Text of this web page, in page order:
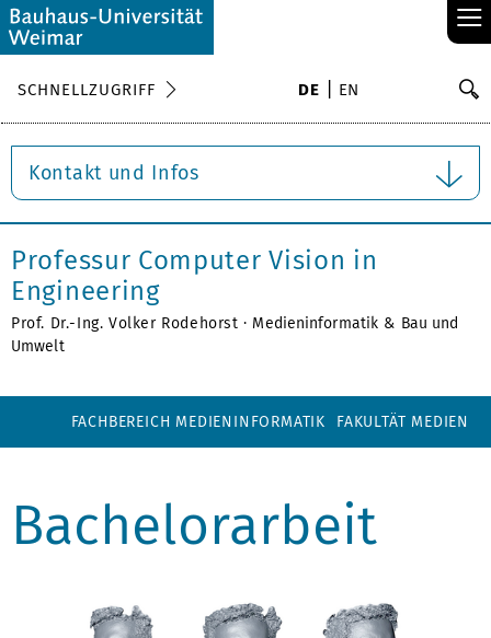
≡
SCHNELLZUGRIFF DE EN
Kontakt und Infos
Professur Computer Vision in
Engineering
Prof. Dr.-Ing. Volker Rodehorst · Medieninformatik & Bau und
Umwelt
FACHBEREICH MEDIENINFORMATIK FAKULTÄT MEDIEN
Bachelorarbeit